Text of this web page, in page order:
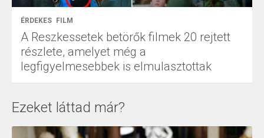
ÉRDEKES FILM
A Reszkessetek betörők filmek 20 rejtett
részlete, amelyet még a
legfigyelmesebbek is elmulasztottak
Ezeket láttad már?